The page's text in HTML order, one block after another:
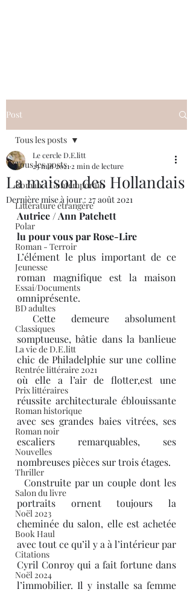
Post
Tous les posts
Roman - Contemporain
Littérature étrangère
Polar
Roman - Terroir
Jeunesse
Essai/Documents
BD adultes
Classiques
La vie de D.E.litt
Rentrée littéraire 2021
Prix littéraires
Roman historique
Roman noir
Nouvelles
Thriller
Salon du livre
Noël 2023
Book Haul
Citations
Noël 2024
Tous les posts
La maison des Hollandais
Le cercle D.E.litt
25 mai 2021 2 min de lecture
Dernière mise à jour : 27 août 2021
Autrice / Ann Patchett
lu pour vous par Rose-Lire
L’élément le plus important de ce
roman magnifique est la maison
omniprésente.
somptueuse, bâtie dans la banlieue
chic de Philadelphie sur une colline
où elle a l’air de flotter,est une
réussite architecturale éblouissante
avec ses grandes baies vitrées, ses
escaliers remarquables, ses
nombreuses pièces sur trois étages.
portraits ornent toujours la
cheminée du salon, elle est achetée
avec tout ce qu’il y a à l’intérieur par
Cyril Conroy qui a fait fortune dans
l’immobilier. Il y installe sa femme